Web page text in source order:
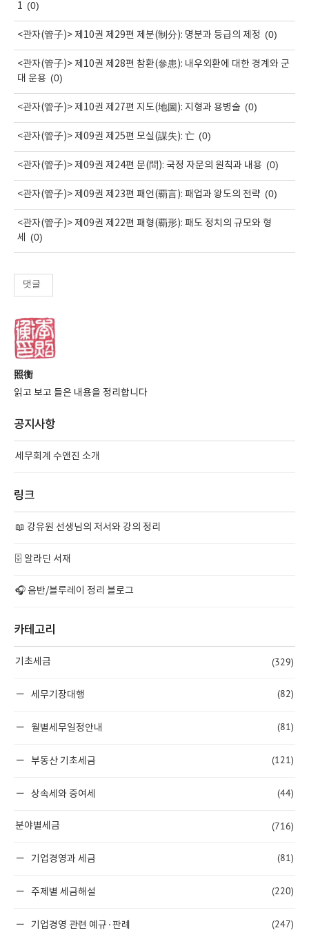
1 (0)
<관자(管子)> 제10권 제29편 제분(制分): 명분과 등급의 제정 (0)
<관자(管子)> 제10권 제28편 참환(參患): 내우외환에 대한 경계와 군
대 운용 (0)
<관자(管子)> 제10권 제27편 지도(地圖): 지형과 용병술 (0)
<관자(管子)> 제09권 제25편 모실(謀失): 亡 (0)
<관자(管子)> 제09권 제24편 문(問): 국정 자문의 원칙과 내용 (0)
<관자(管子)> 제09권 제23편 패언(覇言): 패업과 왕도의 전략 (0)
<관자(管子)> 제09권 제22편 패형(覇形): 패도 정치의 규모와 형
세
(0)
댓글
照衡
읽고 보고 들은 내용을 정리합니다
공지사항
세무회계 수앤진 소개
링크
📖 강유원 선생님의 저서와 강의 정리
🗄️ 알라딘 서재
🎧 음반/블루레이 정리 블로그
카테고리
기초세금 (329)
세무기장대행 (82)
월별세무일정안내 (81)
부동산 기초세금 (121)
상속세와 증여세 (44)
분야별세금 (716)
기업경영과 세금 (81)
주제별 세금해설 (220)
기업경영 관련 예규·판례 (247)